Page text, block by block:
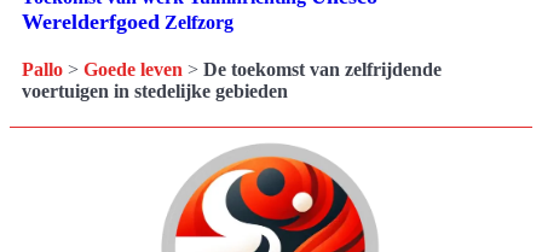
Werelderfgoed Zelfzorg
Pallo > Goede leven > De toekomst van zelfrijdende
voertuigen in stedelijke gebieden